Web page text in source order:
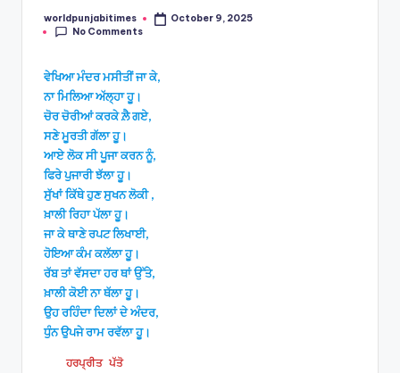
Posted
by
worldpunjabitimes
October 9, 2025
No Comments
ਵੇਖਿਆ ਮੰਦਰ ਮਸੀਤੀਂ ਜਾ ਕੇ,
ਨਾ ਮਿਲਿਆ ਅੱਲ੍ਹਾ ਹੂ।
ਚੋਰ ਚੋਰੀਆਂ ਕਰਕੇ ਲ਼ੈ ਗਏ,
ਸਣੇ ਮੂਰਤੀ ਗੱਲਾ ਹੂ।
ਆਏ ਲੋਕ ਸੀ ਪੂਜਾ ਕਰਨ ਨੂੰ,
ਫਿਰੇ ਪੁਜਾਰੀ ਝੱਲਾ ਹੂ।
ਸੁੱਖਾਂ ਕਿੱਥੇ ਹੁਣ ਸੁਖਨ ਲੋਕੀ ,
ਖ਼ਾਲੀ ਰਿਹਾ ਪੱਲਾ ਹੂ।
ਜਾ ਕੇ ਥਾਣੇ ਰਪਟ ਲਿਖਾਈ,
ਹੋਇਆ ਕੰਮ ਕਲੱਲਾ ਹੂ।
ਰੱਬ ਤਾਂ ਵੱਸਦਾ ਹਰ ਥਾਂ ਉੱਤੇ,
ਖ਼ਾਲੀ ਕੋਈ ਨਾ ਥੱਲਾ ਹੂ।
ਉਹ ਰਹਿੰਦਾ ਦਿਲਾਂ ਦੇ ਅੰਦਰ,
ਧੁੰਨ ਉਪਜੇ ਰਾਮ ਰਵੱਲਾ ਹੂ।
   ਹਰਪ੍ਰੀਤ ਪੱਤੋ